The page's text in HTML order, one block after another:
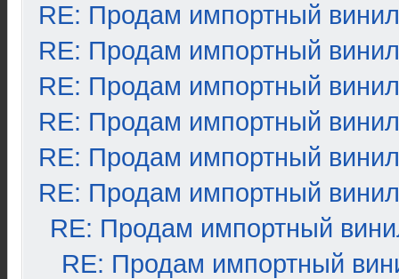
RE: Продам импортный винил
RE: Продам импортный винил
RE: Продам импортный винил
RE: Продам импортный винил
RE: Продам импортный винил
RE: Продам импортный винил
RE: Продам импортный
RE: Продам импортный